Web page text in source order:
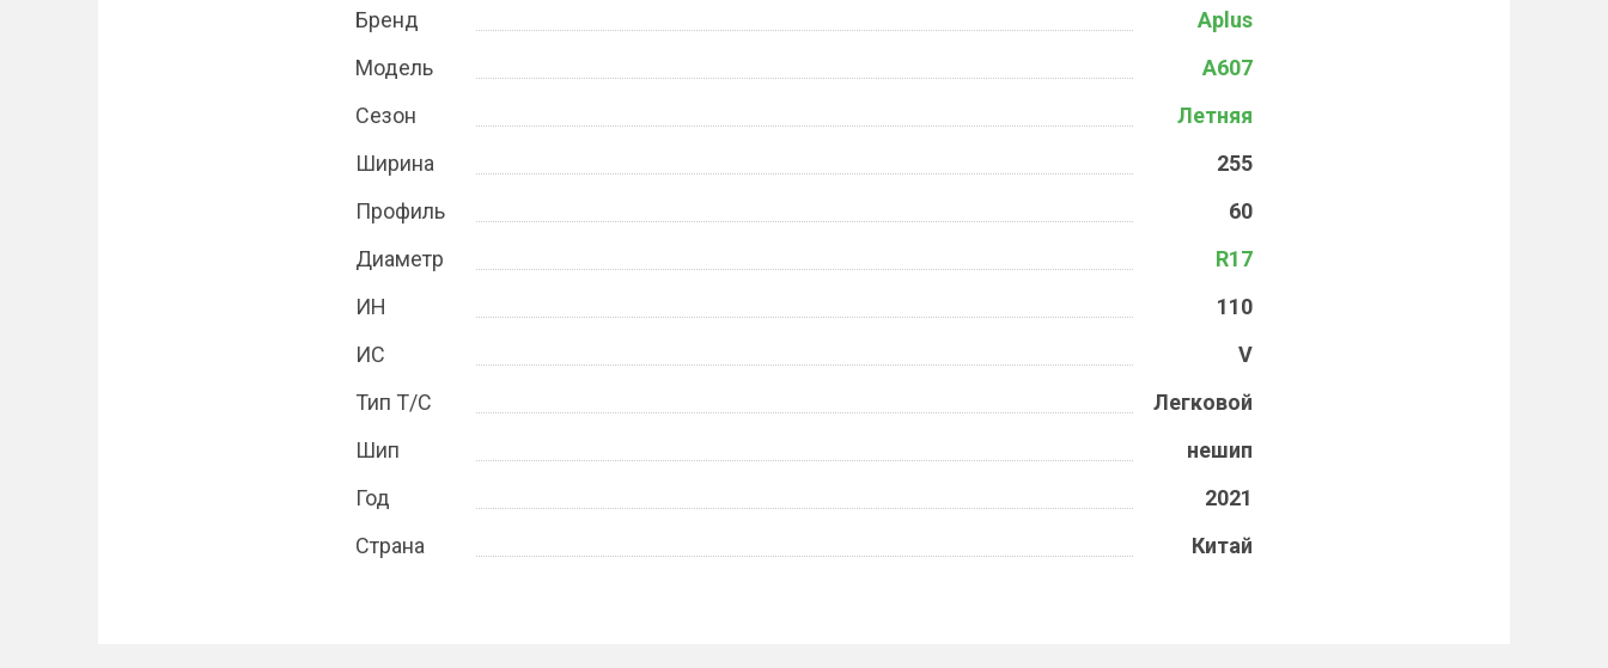
Бренд
Aplus
Модель
A607
Сезон
Летняя
Ширина
255
Профиль
60
Диаметр
R17
ИН
110
ИС
V
Тип Т/С
Легковой
Шип
нешип
Год
2021
Страна
Китай